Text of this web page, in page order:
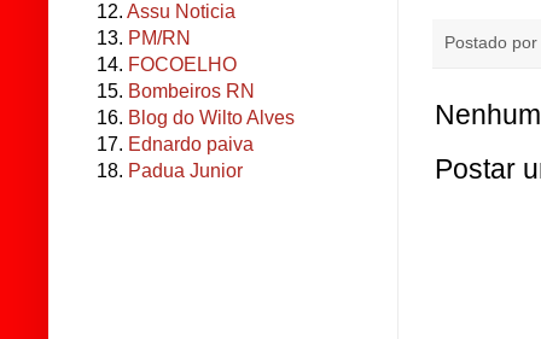
Postado por
Postar
12. Assu Noticia
13. PM/RN
14. FOCOELHO
15. Bombeiros RN
16. Blog do Wilto Alves
17. Ednardo paiva
18. Padua Junior